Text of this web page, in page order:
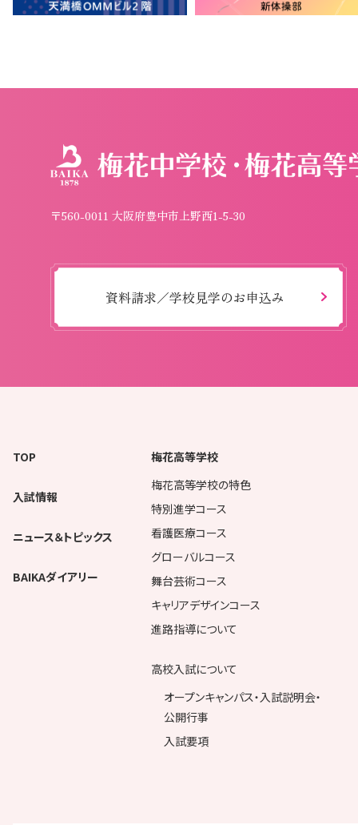
〒560-0011 大阪府豊中市上野西1-5-30
資料請求／学校見学のお申込み
TOP
入試情報
ニュース＆トピックス
BAIKAダイアリー
梅花高等学校
梅花高等学校の特色
特別進学コース
看護医療コース
グローバルコース
舞台芸術コース
キャリアデザインコース
進路指導について
高校入試について
オープンキャンパス・入試説明会・
公開行事
入試要項